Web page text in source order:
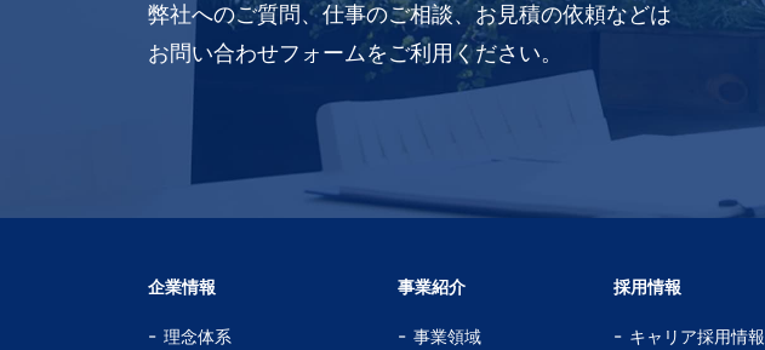
弊社へのご質問、仕事のご相談、お見積の依頼などは
お問い合わせフォームをご利用ください。
企業情報
理念体系
事業紹介
事業領域
採用情報
キャリア採用情報